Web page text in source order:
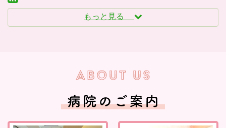
RSS(別ウィンドウで開きます)
もっと見る